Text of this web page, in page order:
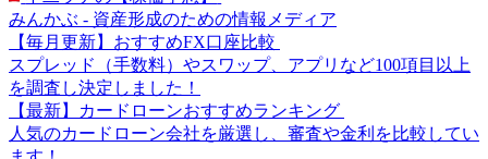
みんかぶ - 資産形成のための情報メディア
【毎月更新】おすすめFX口座比較
スプレッド（手数料）やスワップ、アプリなど100項目以上
を調査し決定しました！
【最新】カードローンおすすめランキング
人気のカードローン会社を厳選し、審査や金利を比較してい